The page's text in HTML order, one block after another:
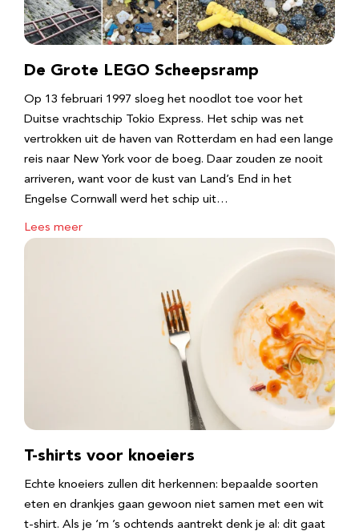
De Grote LEGO Scheepsramp
Op 13 februari 1997 sloeg het noodlot toe voor het
Duitse vrachtschip Tokio Express. Het schip was net
vertrokken uit de haven van Rotterdam en had een lange
reis naar New York voor de boeg. Daar zouden ze nooit
arriveren, want voor de kust van Land’s End in het
Engelse Cornwall werd het schip uit…
Lees meer
T-shirts voor knoeiers
Echte knoeiers zullen dit herkennen: bepaalde soorten
eten en drankjes gaan gewoon niet samen met een wit
t-shirt. Als je ‘m ’s ochtends aantrekt denk je al: dit gaat